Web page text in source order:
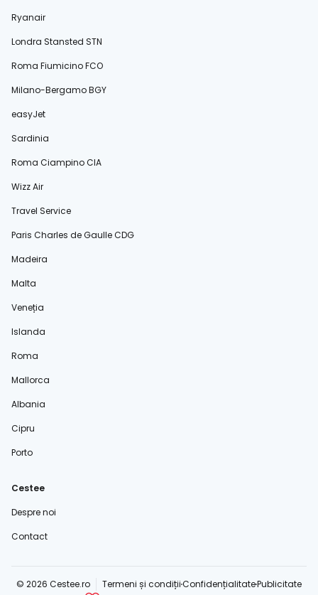
Ryanair
Londra Stansted STN
Roma Fiumicino FCO
Milano-Bergamo BGY
easyJet
Sardinia
Roma Ciampino CIA
Wizz Air
Travel Service
Paris Charles de Gaulle CDG
Madeira
Malta
Veneția
Islanda
Roma
Mallorca
Albania
Cipru
Porto
Cestee
Despre noi
Contact
© 2026 Cestee.ro Termeni și condițiiConfidențialitatePublicitate